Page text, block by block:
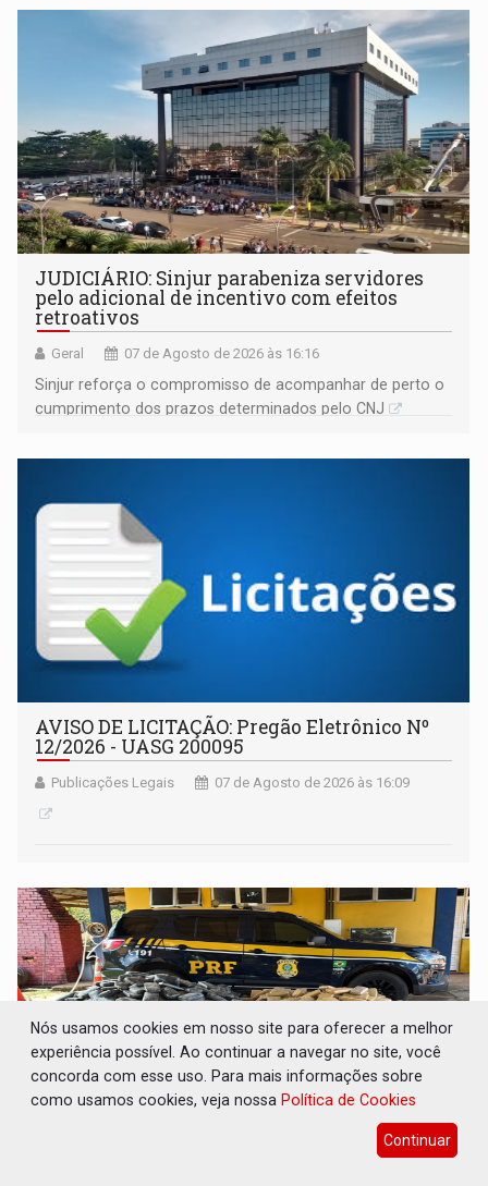
JUDICIÁRIO: Sinjur parabeniza servidores
pelo adicional de incentivo com efeitos
retroativos
Geral 07 de Agosto de 2026 às 16:16
Sinjur reforça o compromisso de acompanhar de perto o
cumprimento dos prazos determinados pelo CNJ
AVISO DE LICITAÇÃO: Pregão Eletrônico Nº
12/2026 - UASG 200095
Publicações Legais 07 de Agosto de 2026 às 16:09
BR-364: Polícia apreende mais de uma
Nós usamos cookies em nosso site para oferecer a melhor
experiência possível. Ao continuar a navegar no site, você
concorda com esse uso. Para mais informações sobre
como usamos cookies, veja nossa Política de Cookies
Continuar